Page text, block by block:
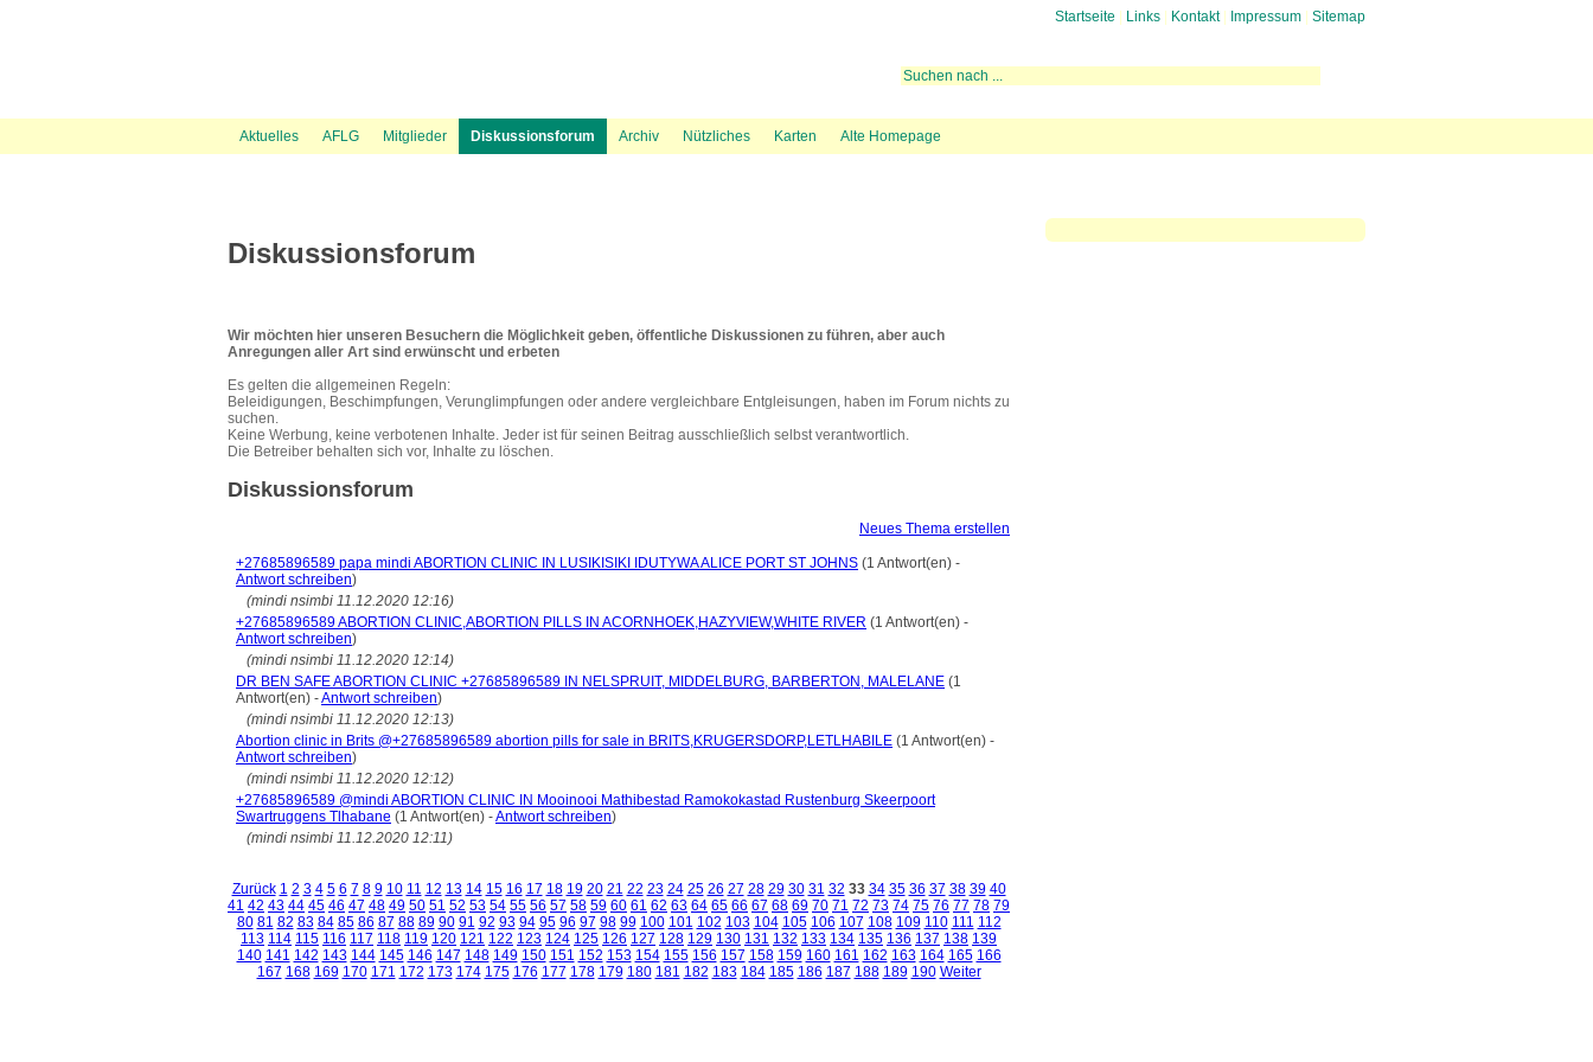
Startseite Links Kontakt| Impressum Sitemap
Aktuelles AFLG Mitglieder Diskussionsforum Archiv Nützliches Karten Alte Homepage
News Ticker UVP Verfahren Laufende rechtliche Aktivitäten
Über uns Information Gästebuch
UVP Unterlagen Amtshaftungsklage Mediation
Politik Presse Recht
Flugspuren Flugwetter Austrowetter Fluglärmmessung des DFLD Hintergrundinformation Beschwerde über Fluglaerm
Flugbeschränkungsgebiet Wien UVE Flugrouten Bevölkerungsdichte und Flugspuren Lärmteppiche Starts
Diskussionsforum
Wir möchten hier unseren Besuchern die Möglichkeit geben, öffentliche Diskussionen zu führen, aber auch
Anregungen aller Art sind erwünscht und erbeten
Es gelten die allgemeinen Regeln:
Beleidigungen, Beschimpfungen, Verunglimpfungen oder andere vergleichbare Entgleisungen, haben im Forum nichts zu
suchen.
Keine Werbung, keine verbotenen Inhalte. Jeder ist für seinen Beitrag ausschließlich selbst verantwortlich.
Die Betreiber behalten sich vor, Inhalte zu löschen.
Diskussionsforum
Neues Thema erstellen
+27685896589 papa mindi ABORTION CLINIC IN LUSIKISIKI IDUTYWA ALICE PORT ST JOHNS (1 Antwort(en) -
Antwort schreiben)
(mindi nsimbi 11.12.2020 12:16)
+27685896589 ABORTION CLINIC,ABORTION PILLS IN ACORNHOEK,HAZYVIEW,WHITE RIVER (1 Antwort(en) -
Antwort schreiben)
(mindi nsimbi 11.12.2020 12:14)
DR BEN SAFE ABORTION CLINIC +27685896589 IN NELSPRUIT, MIDDELBURG, BARBERTON, MALELANE (1
Antwort(en) -Antwort schreiben)
(mindi nsimbi 11.12.2020 12:13)
Abortion clinic in Brits @+27685896589 abortion pills for sale in BRITS,KRUGERSDORP,LETLHABILE (1 Antwort(en) -
Antwort schreiben)
(mindi nsimbi 11.12.2020 12:12)
+27685896589 @mindi ABORTION CLINIC IN Mooinooi Mathibestad Ramokokastad Rustenburg Skeerpoort
Swartruggens Tlhabane (1 Antwort(en) -Antwort schreiben)
(mindi nsimbi 11.12.2020 12:11)
Zurück 1 2 3 4 5 6 7 8 9 10 11 12 13 14 15 16 17 18 19 20 21 22 23 24 25 26 27 28 29 30 31 32 33 34 35 36 37 38 39 40
41 42 43 44 45 46 47 48 49 50 51 52 53 54 55 56 57 58 59 60 61 62 63 64 65 66 67 68 69 70 71 72 73 74 75 76 77 78 79
80 81 82 83 84 85 86 87 88 89 90 91 92 93 94 95 96 97 98 99 100 101 102 103 104 105 106 107 108 109 110 111 112
113 114 115 116 117 118 119 120 121 122 123 124 125 126 127 128 129 130 131 132 133 134 135 136 137 138 139
140 141 142 143 144 145 146 147 148 149 150 151 152 153 154 155 156 157 158 159 160 161 162 163 164 165 166
167 168 169 170 171 172 173 174 175 176 177 178 179 180 181 182 183 184 185 186 187 188 189 190 Weiter